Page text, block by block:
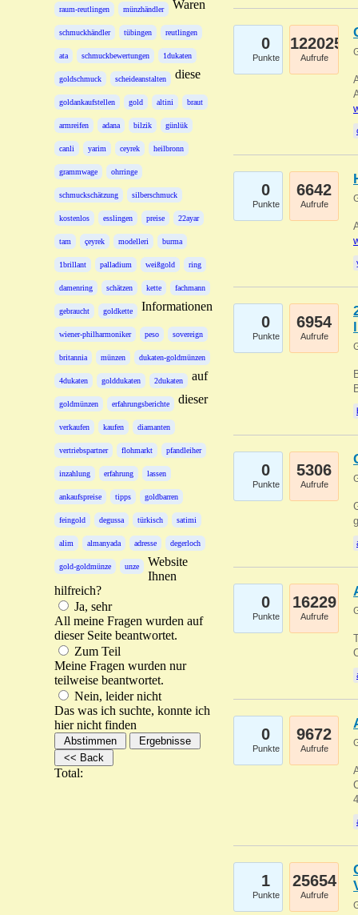
raum-reutlingen münzhändler
schmuckhändler tübingen reutlingen
ata schmuckbewertungen 1dukaten
goldschmuck scheideanstalten
goldankaufstellen gold altini braut
armreifen adana bilzik günlük
canli yarim ceyrek heilbronn
grammwage ohrringe
schmuckschätzung silberschmuck
kostenlos esslingen preise 22ayar
tam çeyrek modelleri burma
1brillant palladium weißgold ring
damenring schätzen kette fachmann
gebraucht goldkette
wiener-philharmoniker peso sovereign
britannia münzen dukaten-goldmünzen
4dukaten golddukaten 2dukaten
goldmünzen erfahrungsberichte
verkaufen kaufen diamanten
vertriebspartner flohmarkt pfandleiher
inzahlung erfahrung lassen
ankaufspreise tipps goldbarren
feingold degussa türkisch satimi
alim almanyada adresse degerloch
gold-goldmünze unze
Waren
diese
Informationen
auf
dieser
Website
Ihnen
hilfreich?
Ja, sehr
All meine Fragen wurden auf
dieser Seite beantwortet.
Zum Teil
Meine Fragen wurden nur
teilweise beantwortet.
Nein, leider nicht
Das was ich suchte, konnte ich
hier nicht finden
Total:
0
Punkte
122025
Aufrufe
0
Punkte
6642
Aufrufe
0
Punkte
6954
Aufrufe
0
Punkte
5306
Aufrufe
0
Punkte
16229
Aufrufe
0
Punkte
9672
Aufrufe
1
Punkte
25654
Aufrufe